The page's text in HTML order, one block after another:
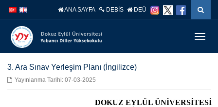
atla
atla
ANA SAYFA DEBİS DEÜ
3. Ara Sınav Yerleşim Planı (İngilizce)
Yayınlanma Tarihi: 07-03-2025